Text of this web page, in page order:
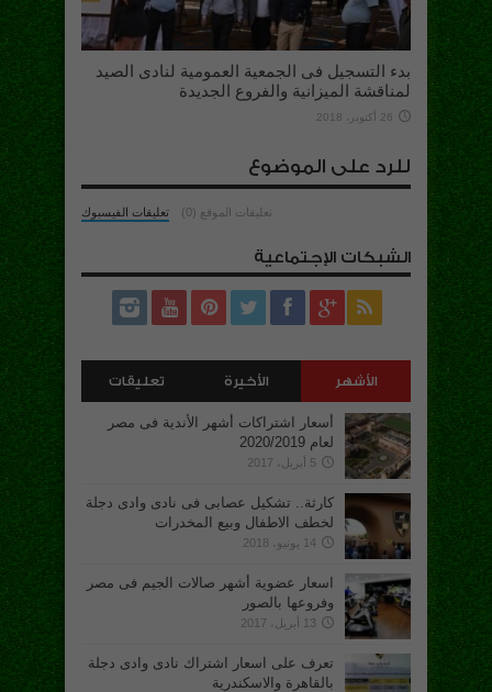
بدء التسجيل فى الجمعية العمومية لنادى الصيد
لمناقشة الميزانية والفروع الجديدة
26 أكتوبر، 2018
للرد على الموضوع
تعليقات الفيسبوك تعليقات الموقع (0)
الشبكات الإجتماعية
الأشهر الأخيرة تعليقات
أسعار اشتراكات أشهر الأندية فى مصر
لعام 2020/2019
5 أبريل، 2017
كارثة.. تشكيل عصابى فى نادى وادى دجلة
لخطف الاطفال وبيع المخدرات
14 يونيو، 2018
اسعار عضوية أشهر صالات الجيم فى مصر
وفروعها بالصور
13 أبريل، 2017
تعرف على اسعار اشتراك نادى وادى دجلة
بالقاهرة والاسكندرية